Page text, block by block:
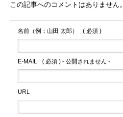
この記事へのコメントはありません。
名前（例：山田 太郎） ( 必須 )
E-MAIL ( 必須 ) - 公開されません -
URL